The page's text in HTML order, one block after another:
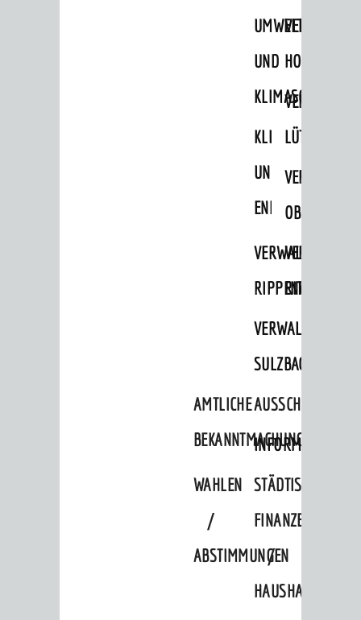
UMWELT-
UND
KLIMASCHUTZ
KLIMASCHUTZ
UND
RIPPENWEIER
SULZBACH
AMTLICHE
BEKANNTMACHUNGEN
WAHLEN
/
ABSTIMMUNGEN
STÄDTISCHE
FINANZEN
/
HAUSHALT
STADTPLAN / GEOPORTAL
© Stadt Weinheim 2026
Kontakt